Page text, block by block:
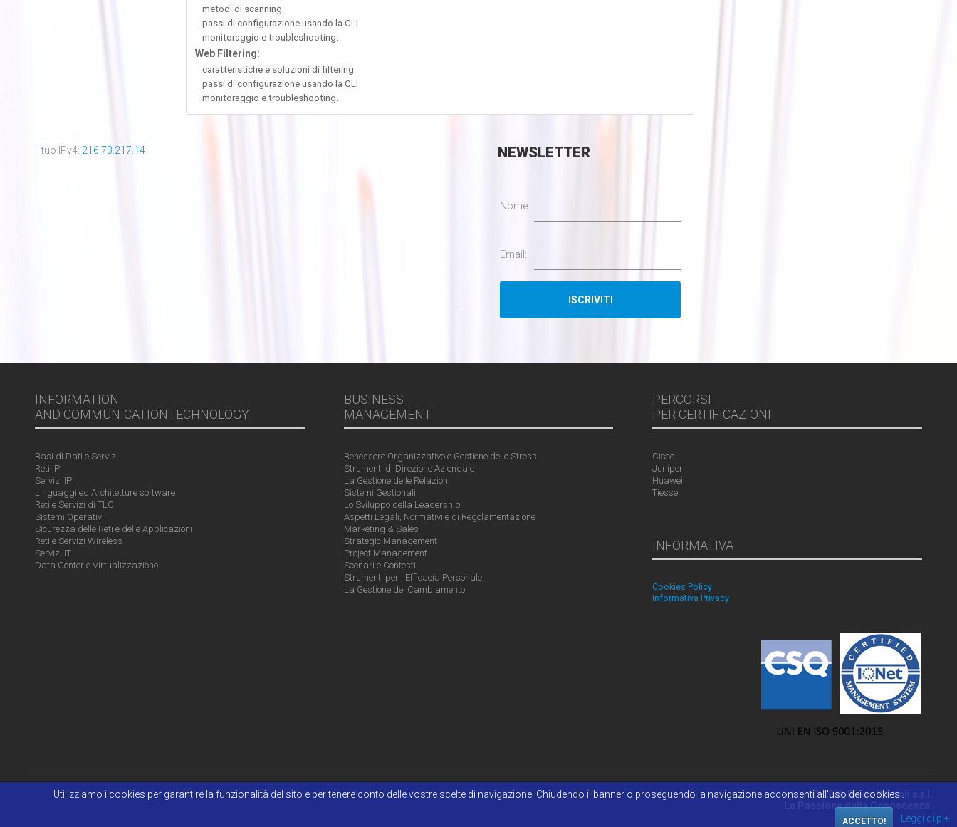
metodi di scanning
passi di configurazione usando la CLI
monitoraggio e troubleshooting.
Web Filtering:
caratteristiche e soluzioni di filtering
passi di configurazione usando la CLI
monitoraggio e troubleshooting.
Il tuo IPv4: 216.73.217.14 NEWSLETTER
Nome:
Email:
INFORMATION
AND COMMUNICATIONTECHNOLOGY
Basi di Dati e Servizi
Reti IP
Servizi IP
Linguaggi ed Architetture software
Reti e Servizi di TLC
Sistemi Operativi
Sicurezza delle Reti e delle Applicazioni
Reti e Servizi Wireless
Servizi IT
Data Center e Virtualizzazione
BUSINESS
MANAGEMENT
Benessere Organizzativo e Gestione dello Stress
Strumenti di Direzione Aziendale
La Gestione delle Relazioni
Sistemi Gestionali
Lo Sviluppo della Leadership
Aspetti Legali, Normativi e di Regolamentazione
Marketing & Sales
Strategic Management
Project Management
Scenari e Contesti
Strumenti per l'Efficacia Personale
La Gestione del Cambiamento
PERCORSI
PER CERTIFICAZIONI
Cisco
Juniper
Huawei
Tiesse
INFORMATIVA
Cookies Policy
Informativa Privacy
© 2026 Reiss Romoli s.r.l.
La Passione della Conoscenza.
Utilizziamo i cookies per garantire la funzionalità del sito e per tenere conto delle vostre scelte di navigazione. Chiudendo il banner o proseguendo la navigazione acconsenti all'uso dei cookies..
ACCETTO! Leggi di pi+